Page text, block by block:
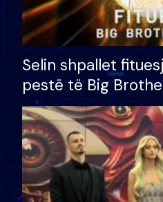
Selin shpallet
pestë të Big
çmimin e madh